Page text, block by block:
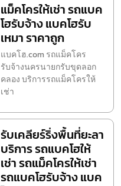
แม็คโครให้เช่า รถแบค
โฮรับจ้าง แบคโฮรับ
เหมา ราคาถูก
แบคโฮ.com รถแม็คโคร
รับจ้างนครนายกรับขุดลอก
คลอง บริการรถแม็คโครให้
เช่า
รับเคลียร์ริ่งพื้นที่ยะลา
บริการ รถแบคโฮให้
เช่า รถแม็คโครให้เช่า
รถแบคโฮรับจ้าง แบค